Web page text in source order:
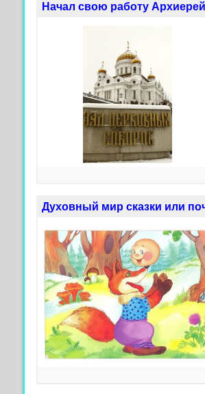
Начал свою работу
Духовный мир сказки или